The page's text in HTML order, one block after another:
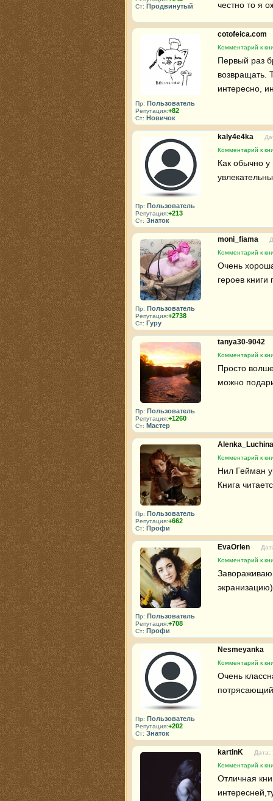
Ст: Продвинутый
честно то я
Пр: Пользователь
Репутация:+82
Ст: Новичок
cotofeica.com
Комментарий к
Первый раз
возвращать.
интересно,
Пр: Пользователь
Репутация:+213
Ст: Знаток
kaly4e4ka
Комментарий к
Как обычно
Пр: Пользователь
Репутация:+2738
Ст: Гуру
moni_fiama
Комментарий к
Очень
героев
Пр: Пользователь
Репутация:+1260
Ст: Мастер
tanya30-9042
Комментарий к
Просто
можно
Пр: Пользователь
Репутация:+662
Ст: Профи
Комментарий к
Нил Гейман
Книга
Пр: Пользователь
Репутация:+708
Ст: Профи
EvaOrlen
Комментарий к
Пр: Пользователь
Репутация:+202
Ст: Знаток
Nesmeyanka
Комментарий к
Очень
kartinK
Дата:
Комментарий к
Отличная